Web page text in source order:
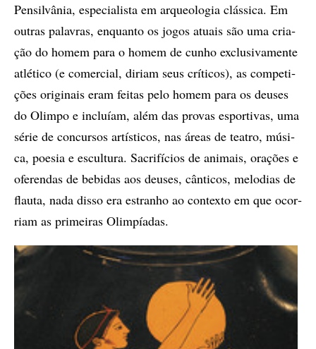
Pen­sil­vâ­nia, es­pe­ci­a­lis­ta em ar­queo­lo­gia clás­si­ca. Em
ou­tras pa­la­vras, en­quan­to os jo­gos atu­ais são uma cri­a­
ção do ho­mem para o ho­mem de cu­nho ex­clu­si­va­men­te
atlé­ti­co (e co­mer­ci­al, di­ri­am seus crí­ti­cos), as com­pe­ti­
çõ­es ori­gi­nais eram fei­tas pelo ho­mem para os deu­ses
do Olim­po e in­cluí­am, além das pro­vas es­por­ti­vas, uma
sé­rie de con­cur­sos ar­tís­ti­cos, nas áre­as de te­a­tro, mú­si­
ca, po­e­sia e es­cul­tu­ra. Sa­cri­fí­ci­os de ani­­mais, ora­çõ­es e
ofe­ren­das de be­bi­das aos deu­ses, cân­­ti­cos, me­lo­di­as de
flau­ta, nada dis­so era es­tra­nho ao con­­tex­to em que ocor­
ri­am as pri­mei­ras Olim­pí­a­das.